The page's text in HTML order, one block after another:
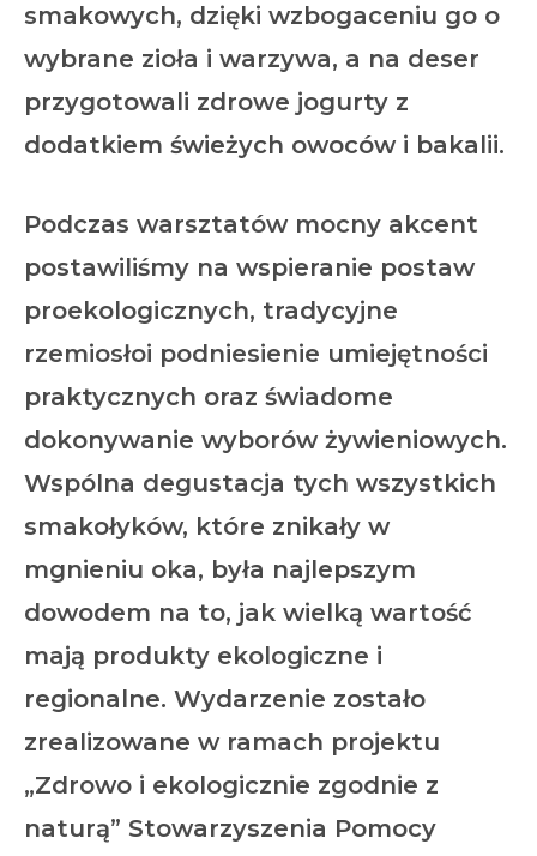
smakowych, dzięki wzbogaceniu go o
wybrane zioła i warzywa, a na deser
przygotowali zdrowe jogurty z
dodatkiem świeżych owoców i bakalii.
Podczas warsztatów mocny akcent
postawiliśmy na wspieranie postaw
proekologicznych, tradycyjne
rzemiosłoi podniesienie umiejętności
praktycznych oraz świadome
dokonywanie wyborów żywieniowych.
Wspólna degustacja tych wszystkich
smakołyków, które znikały w
mgnieniu oka, była najlepszym
dowodem na to, jak wielką wartość
mają produkty ekologiczne i
regionalne. Wydarzenie zostało
zrealizowane w ramach projektu
„Zdrowo i ekologicznie zgodnie z
naturą” Stowarzyszenia Pomocy